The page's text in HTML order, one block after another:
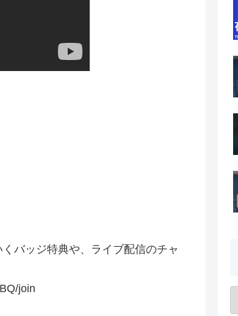
バッジ特典や、ライブ配信のチャ
join